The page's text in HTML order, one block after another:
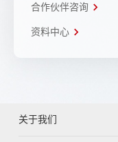
合作伙伴咨询
资料中心
关于我们